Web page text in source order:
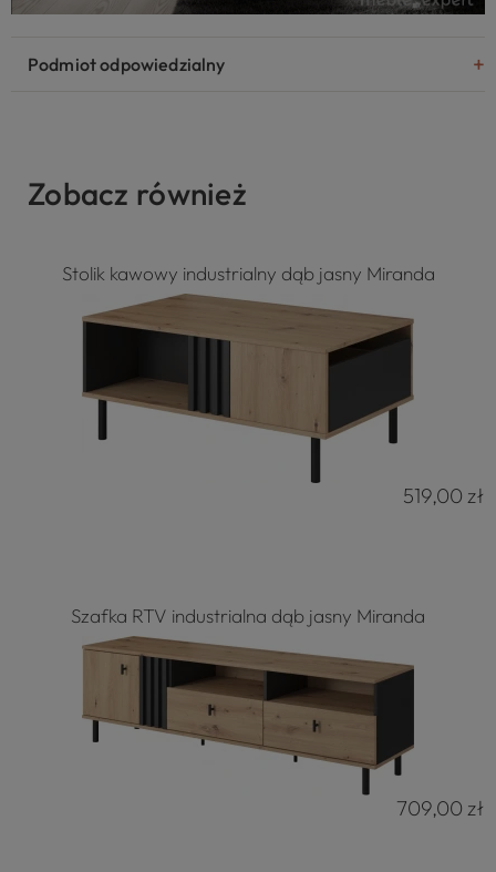
Podmiot odpowiedzialny
Zobacz również
Stolik kawowy industrialny dąb jasny Miranda
519,00 zł
Szafka RTV industrialna dąb jasny Miranda
709,00 zł